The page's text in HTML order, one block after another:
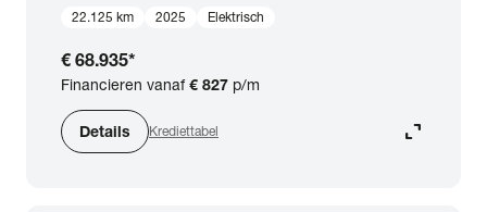
22.125 km 2025 Elektrisch
€ 68.935*
Financieren vanaf€ 827 p/m
Details Krediettabel expand_content